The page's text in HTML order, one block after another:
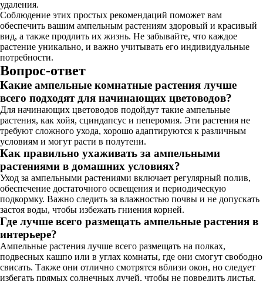
удаления.
Соблюдение этих простых рекомендаций поможет вам
обеспечить вашим ампельным растениям здоровый и красивый
вид, а также продлить их жизнь. Не забывайте, что каждое
растение уникально, и важно учитывать его индивидуальные
потребности.
Вопрос-ответ
Какие ампельные комнатные растения лучше
всего подходят для начинающих цветоводов?
Для начинающих цветоводов подойдут такие ампельные
растения, как хойя, сциндапсус и пеперомия. Эти растения не
требуют сложного ухода, хорошо адаптируются к различным
условиям и могут расти в полутени.
Как правильно ухаживать за ампельными
растениями в домашних условиях?
Уход за ампельными растениями включает регулярный полив,
обеспечение достаточного освещения и периодическую
подкормку. Важно следить за влажностью почвы и не допускать
застоя воды, чтобы избежать гниения корней.
Где лучше всего размещать ампельные растения в
интерьере?
Ампельные растения лучше всего размещать на полках,
подвесных кашпо или в углах комнаты, где они смогут свободно
свисать. Также они отлично смотрятся вблизи окон, но следует
избегать прямых солнечных лучей, чтобы не повредить листья.